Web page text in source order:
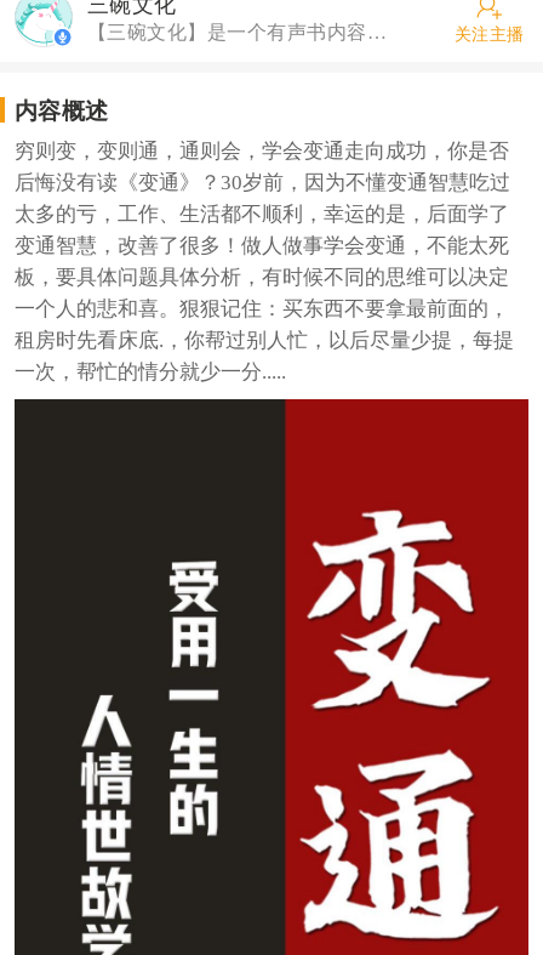
【三碗文化】是一个有声书内容机构，精品有声小说，精彩故事等您来呦！ 关注主播
内容概述
穷则变，变则通，通则会，学会变通走向成功，你是否
后悔没有读《变通》？30岁前，因为不懂变通智慧吃过
太多的亏，工作、生活都不顺利，幸运的是，后面学了
变通智慧，改善了很多！做人做事学会变通，不能太死
板，要具体问题具体分析，有时候不同的思维可以决定
一个人的悲和喜。狠狠记住：买东西不要拿最前面的，
租房时先看床底.，你帮过别人忙，以后尽量少提，每提
一次，帮忙的情分就少一分.....